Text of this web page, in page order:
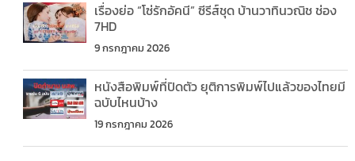
เรื่องย่อ “โซ่รักอัคนี” ซีรีส์ชุด บ้านวาทินวณิช ช่อง
7HD
9 กรกฎาคม 2026
หนังสือพิมพ์ที่ปิดตัว ยุติการพิมพ์ไปแล้วของไทยมี
ฉบับไหนบ้าง
19 กรกฎาคม 2026